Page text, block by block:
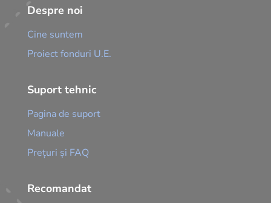
Despre noi
Cine suntem
Proiect fonduri U.E.
Suport tehnic
Pagina de suport
Manuale
Prețuri și FAQ
Recomandat